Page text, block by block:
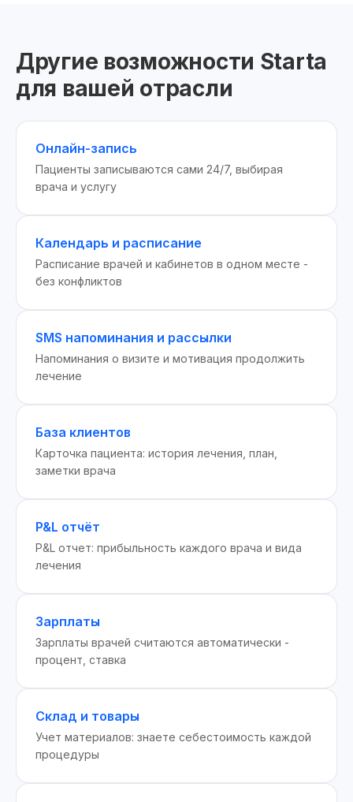
Другие возможности Starta
для вашей отрасли
Онлайн-запись
Пациенты записываются сами 24/7, выбирая
врача и услугу
Календарь и расписание
Расписание врачей и кабинетов в одном месте -
без конфликтов
SMS напоминания и рассылки
Напоминания о визите и мотивация продолжить
лечение
База клиентов
Карточка пациента: история лечения, план,
заметки врача
P&L отчёт
P&L отчет: прибыльность каждого врача и вида
лечения
Зарплаты
Зарплаты врачей считаются автоматически -
процент, ставка
Склад и товары
Учет материалов: знаете себестоимость каждой
процедуры